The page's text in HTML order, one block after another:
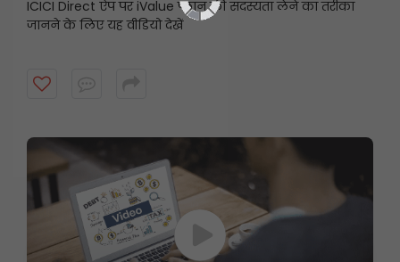
ICICI Direct ऐप पर iValue प्लान की सदस्यता लेने का तरीका
जानने के लिए यह वीडियो देखें